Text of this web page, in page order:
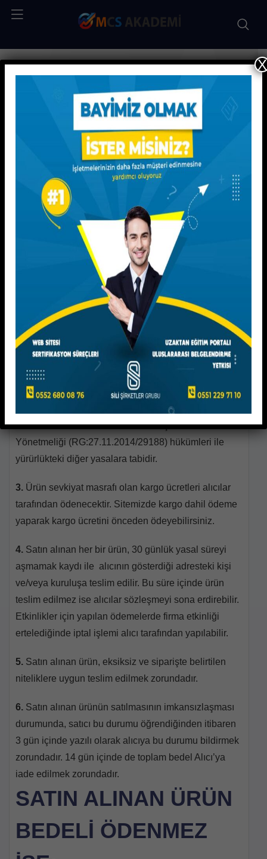
Şartlar Ve Koşullar
Kullanmakta olduğunuz web sitesi üzerinden
elektronik ortamda sipariş verdiğiniz takdirde, size
sunulan ön bilgilendirme formunu ve mesafeli satış
sözleşmesini kabul etmiş sayılırsınız.
2. Alıcılar, satın aldıkları ürünün satış ve teslimi ile
ilgili olarak 6502 sayılı Tüketicinin Korunması
Hakkında Kanun ve Mesafeli Sözleşmeler
Yönetmeliği (RG:27.11.2014/29188) hükümleri ile
yürürlükteki diğer yasalara tabidir.
3. Ürün sevkiyat masrafı olan kargo ücretleri alıcılar
tarafından ödenecektir. Sitemizde kargo dahil ödeme
yaparak kargo ücretini önceden ödeyebilirsiniz.
4. Satın alınan her bir ürün, 30 günlük yasal süreyi
aşmamak kaydı ile alıcının gösterdiği adresteki kişi
ve/veya kuruluşa teslim edilir. Bu süre içinde ürün
teslim edilmez ise alıcılar sözleşmeyi sona erdirebilir.
Etkinlikler için yapılan ödemelerde firma etkinliği
ertelediğinde iptal işlemi alıcı tarafından yapılabilir.
5. Satın alınan ürün, eksiksiz ve siparişte belirtilen
niteliklere uygun teslim edilmek zorundadır.
6. Satın alınan ürünün satılmasının imkansızlaşması
durumunda, satıcı bu durumu öğrendiğinden itibaren
3 gün içinde yazılı olarak alıcıya bu durumu bildirmek
zorundadır. 14 gün içinde de toplam bedel Alıcı’ya
iade edilmek zorundadır.
SATIN ALINAN ÜRÜN
BEDELİ ÖDENMEZ
X